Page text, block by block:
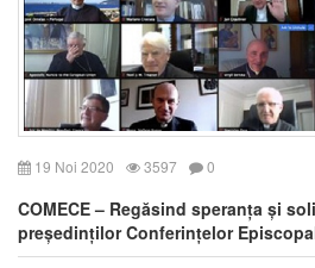
19 Noi 2020 3597 0
COMECE – Regăsind speranța și
președinților Conferințelor
instituțiile UE și statele membre